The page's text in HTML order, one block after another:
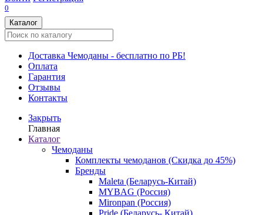
0
Каталог
Доставка Чемоданы - бесплатно по РБ!
Оплата
Гарантия
Отзывы
Контакты
Закрыть
Главная
Каталог
Чемоданы
Комплекты чемоданов (Скидка до 45%)
Бренды
Maleta (Беларусь-Китай)
MYBAG (Россия)
Mironpan (Россия)
Pride (Беларусь- Китай)